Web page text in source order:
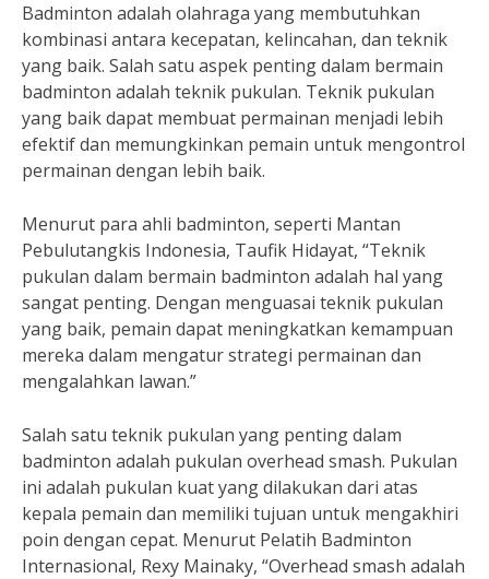
Badminton adalah olahraga yang membutuhkan
kombinasi antara kecepatan, kelincahan, dan teknik
yang baik. Salah satu aspek penting dalam bermain
badminton adalah teknik pukulan. Teknik pukulan
yang baik dapat membuat permainan menjadi lebih
efektif dan memungkinkan pemain untuk mengontrol
permainan dengan lebih baik.
Menurut para ahli badminton, seperti Mantan
Pebulutangkis Indonesia, Taufik Hidayat, “Teknik
pukulan dalam bermain badminton adalah hal yang
sangat penting. Dengan menguasai teknik pukulan
yang baik, pemain dapat meningkatkan kemampuan
mereka dalam mengatur strategi permainan dan
mengalahkan lawan.”
Salah satu teknik pukulan yang penting dalam
badminton adalah pukulan overhead smash. Pukulan
ini adalah pukulan kuat yang dilakukan dari atas
kepala pemain dan memiliki tujuan untuk mengakhiri
poin dengan cepat. Menurut Pelatih Badminton
Internasional, Rexy Mainaky, “Overhead smash adalah